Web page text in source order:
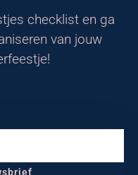
checklist en ga
van jouw